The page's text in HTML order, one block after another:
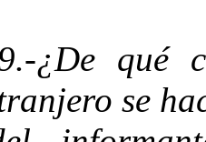
¿De qué
se